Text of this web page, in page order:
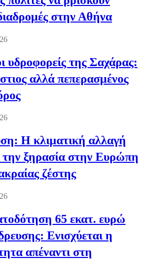
στην Αθήνα
υδροφορείς της Σαχάρας:
αλλά πεπερασμένος
Η κλιματική αλλαγή
την ξηρασία στην Ευρώπη
ζέστης
65 εκατ. ευρώ
Ενισχύεται η
απέναντι στη